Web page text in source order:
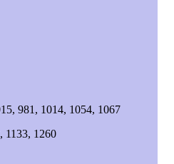
981, 1014, 1054, 1067
1133, 1260